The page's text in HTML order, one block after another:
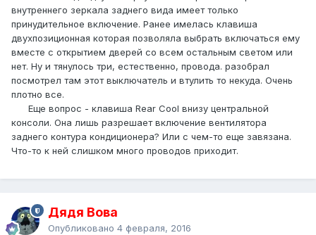
внутреннего зеркала заднего вида имеет только
принудительное включение. Ранее имелась клавиша
двухпозиционная которая позволяла выбрать включаться ему
вместе с открытием дверей со всем остальным светом или
нет. Ну и тянулось три, естественно, провода. разобрал
посмотрел там этот выключатель и втулить то некуда. Очень
плотно все.
Еще вопрос - клавиша Rear Cool внизу центральной
консоли. Она лишь разрешает включение вентилятора
заднего контура кондиционера? Или с чем-то еще завязана.
Что-то к ней слишком много проводов приходит.
Дядя Вова
Опубликовано 4 февраля, 2016